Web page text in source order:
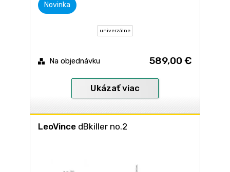
Novinka
univerzálne
Na objednávku 589,00 €
Ukázať viac
LeoVince dBkiller no.2